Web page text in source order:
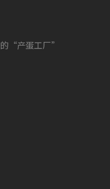
“产蛋工厂”